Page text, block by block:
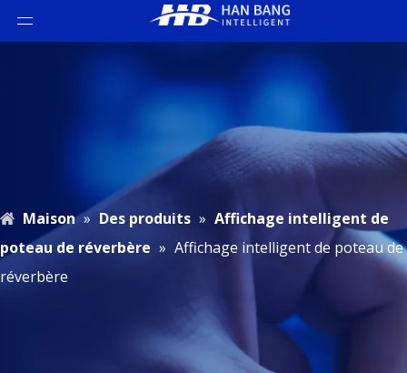
Maison » Des produits » Affichage intelligent de
poteau de réverbère » Affichage intelligent de poteau de
réverbère